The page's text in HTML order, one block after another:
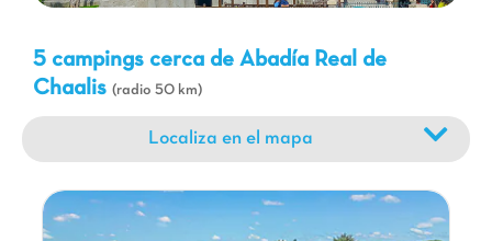
5 campings cerca de Abadía Real de
Chaalis (radio 50 km)
Localiza en el mapa